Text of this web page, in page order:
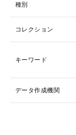
種別
コレクション
キーワード
データ作成機関